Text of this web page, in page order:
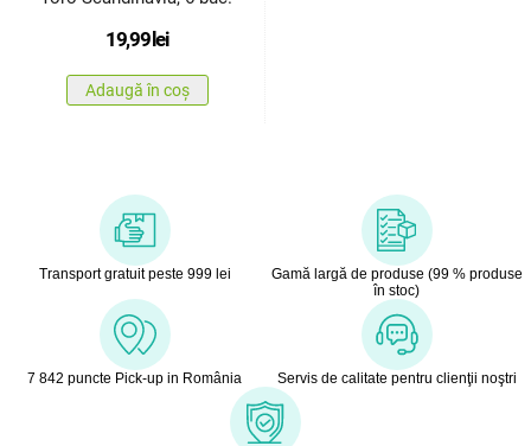
19,99lei
Adaugă în coș
Transport gratuit peste 999 lei
Gamă largă de produse (99 % produse
în stoc)
7 842 puncte Pick-up in România Servis de calitate pentru clienţii noştri